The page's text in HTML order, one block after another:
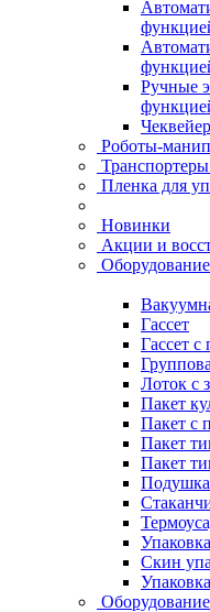
Ручные
Роботы-
Пленка для
Новинки
Акции и
Гассет
Гассет с
Лоток с
Пакет
Пакет с
Пакет
Пакет
Подушка
Скин